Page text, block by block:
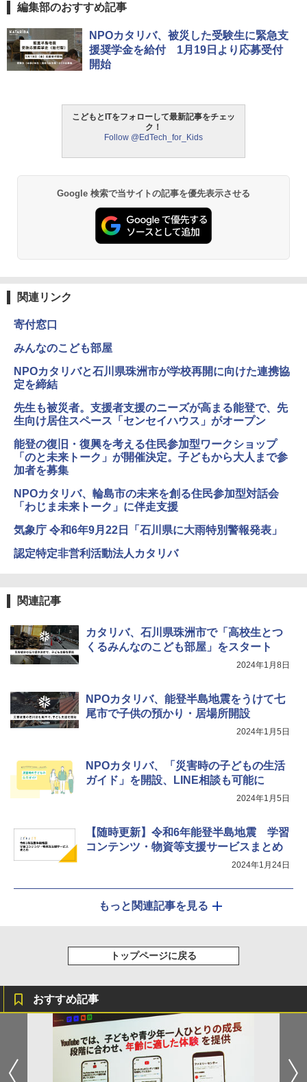
1
タッチペンで音が聞ける!はじめてずかん
1000 英語つき ([バラエティ])
中学英語をもう一度ひとつひとつわかり
やすく。改訂版
￥2,750
仮面ライダー 改造人間 限定ケース版
￥4,290
4
5
みんな大好き！ ヤマザキパン シールBO
OK（重版：10月上旬発送） (TJMOOK)
￥2,200
1
ThinkFun ボードゲーム 「ロボット・タ
ートルズ」 プログラミング的思考力を育
む 日本語説明書付 4歳～ 76431 誕生日
モルカ: 原子・分子に強くなるカードゲ
ーム
物理実験モデル楽器電磁気教材を教える
ダルトンボード/ゴルトンボード物理学、
4
ホリデープロジェクト、ギフトイベン
ト、誕生日の楽しみ、イースターディス
￥849
5
￥4,722
編集部のおすすめ記事
NPOカタリバ、被災した受験生に緊急支
援奨学金を給付 1月19日より応募受付
開始
こどもとITをフォローして最新記事をチェッ
ク！
Follow @EdTech_for_Kids
Google 検索で当サイトの記事を優先表示させる
関連リンク
寄付窓口
みんなのこども部屋
NPOカタリバと石川県珠洲市が学校再開に向けた連携協
定を締結
先生も被災者。支援者支援のニーズが高まる能登で、先
生向け居住スペース「センセイハウス」がオープン
能登の復旧・復興を考える住民参加型ワークショップ
「のと未来トーク」が開催決定。子どもから大人まで参
加者を募集
NPOカタリバ、輪島市の未来を創る住民参加型対話会
「わじま未来トーク」に伴走支援
気象庁 令和6年9月22日「石川県に大雨特別警報発表」
認定特定非営利活動法人カタリバ
関連記事
カタリバ、石川県珠洲市で「高校生とつ
くるみんなのこども部屋」をスタート
2024年1月8日
NPOカタリバ、能登半島地震をうけて七
尾市で子供の預かり・居場所開設
2024年1月5日
NPOカタリバ、「災害時の子どもの生活
ガイド」を開設、LINE相談も可能に
2024年1月5日
【随時更新】令和6年能登半島地震 学習
コンテンツ・物資等支援サービスまとめ
2024年1月24日
もっと関連記事を見る
トップページに戻る
おすすめ記事